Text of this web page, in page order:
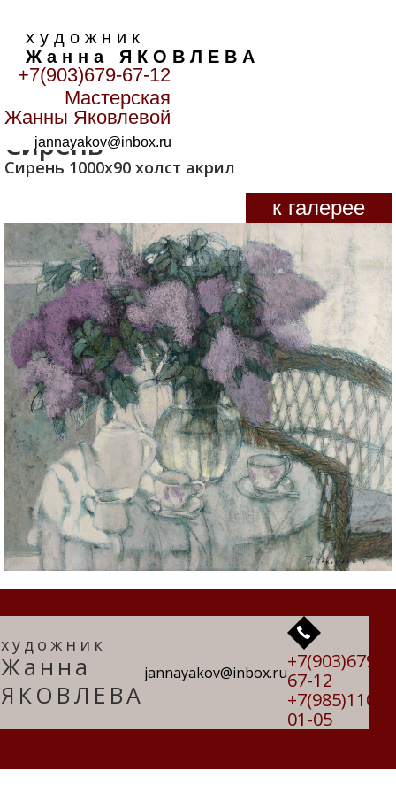
х у д о ж н и к
Ж а н н а Я К О В Л Е В А
+7(903)679-67-12
Мастерская
Жанны Яковлевой
jannayakov@inbox.ru
Главная>Цветы>Сирень
Сирень
Сирень 1000х90 холст акрил
к галерее
художник
Жанна
ЯКОВЛЕВА
jannayakov@inbox.ru+7(903)679-
67-12
+7(985)110-
01-05